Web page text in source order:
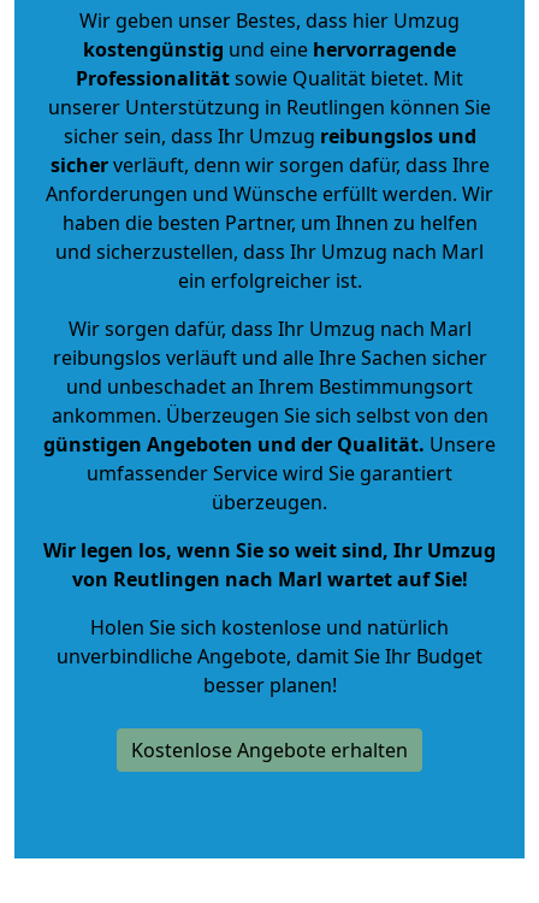
Wir geben unser Bestes, dass hier Umzug
kostengünstig und eine hervorragende
Professionalitätsowie Qualität bietet. Mit
unserer Unterstützung in Reutlingen können Sie
sicher sein, dass Ihr Umzug reibungslos und
sicherverläuft, denn wir sorgen dafür, dass Ihre
Anforderungen und Wünsche erfüllt werden. Wir
haben die besten Partner, um Ihnen zu helfen
und sicherzustellen, dass Ihr Umzug nach Marl
ein erfolgreicher ist.
Wir sorgen dafür, dass Ihr Umzug nach Marl
reibungslos verläuft und alle Ihre Sachen sicher
und unbeschadet an Ihrem Bestimmungsort
ankommen. Überzeugen Sie sich selbst von den
günstigen Angeboten und der Qualität. Unsere
umfassender Service wird Sie garantiert
überzeugen.
Wir legen los, wenn Sie so weit sind, Ihr Umzug
von Reutlingen nach Marl wartet auf Sie!
Holen Sie sich kostenlose und natürlich
unverbindliche Angebote, damit Sie Ihr Budget
besser planen!
Kostenlose Angebote erhalten